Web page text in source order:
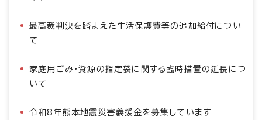
最高裁判決を踏まえた生活保護費等の追加給付につい
て
家庭用ごみ・資源の指定袋に関する臨時措置の延長につ
いて
令和8年熊本地震災害義援金を募集しています